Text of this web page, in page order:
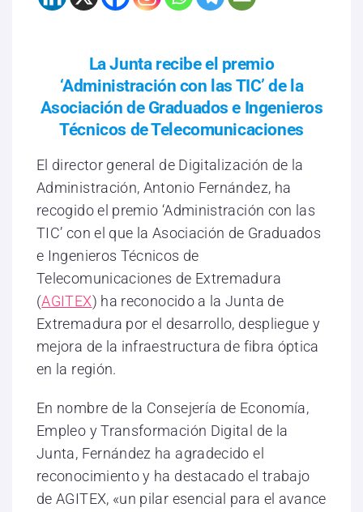
La Junta recibe el premio
‘Administración con las TIC’ de la
Asociación de Graduados e Ingenieros
Técnicos de Telecomunicaciones
El director general de Digitalización de la
Administración, Antonio Fernández, ha
recogido el premio ‘Administración con las
TIC’ con el que la Asociación de Graduados
e Ingenieros Técnicos de
Telecomunicaciones de Extremadura
(AGITEX) ha reconocido a la Junta de
Extremadura por el desarrollo, despliegue y
mejora de la infraestructura de fibra óptica
en la región.
En nombre de la Consejería de Economía,
Empleo y Transformación Digital de la
Junta, Fernández ha agradecido el
reconocimiento y ha destacado el trabajo
de AGITEX, «un pilar esencial para el avance